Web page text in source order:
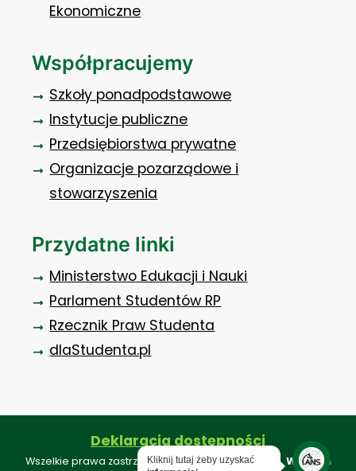
Ekonomiczne
Współpracujemy
Szkoły ponadpodstawowe
Instytucje publiczne
Przedsiębiorstwa prywatne
Organizacje pozarządowe i
stowarzyszenia
Przydatne linki
Ministerstwo Edukacji i Nauki
Parlament Studentów RP
Rzecznik Praw Studenta
dlaStudenta.pl
Deklaracja dostępności
Wszelkie prawa zastrzeżone ©. Projekt i realizacja:Webkon
Kliknij tutaj żeby uzyskać